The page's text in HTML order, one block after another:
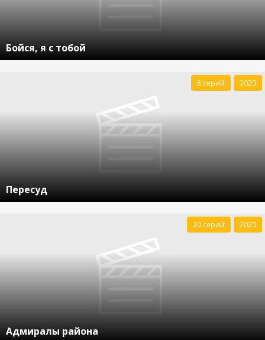
Бойся, я с тобой
Пересуд
8 серий 2020
Адмиралы района
20 серий 2020